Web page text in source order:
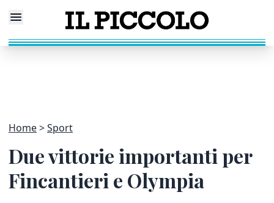
Home Sport
Due vittorie importanti per
Fincantieri e Olympia